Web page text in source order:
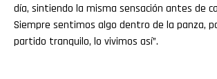
día, sintiendo la misma sensación antes de
Siempre sentimos algo dentro de la panza,
partido tranquilo, lo vivimos así”.